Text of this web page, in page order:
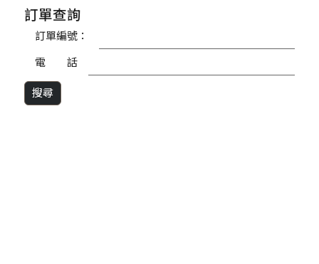
訂單查詢
訂單編號：
電 話